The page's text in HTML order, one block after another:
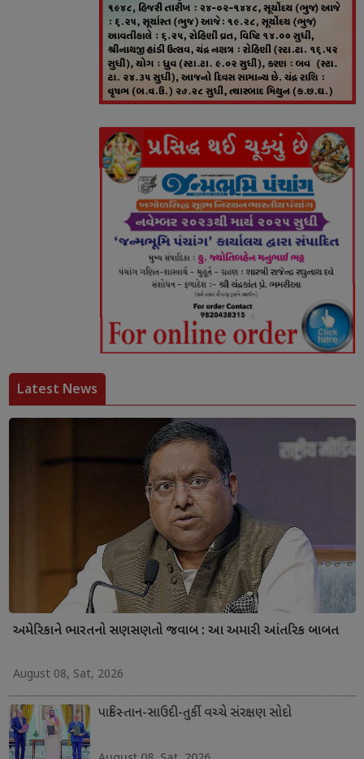
Latest News
અમેરિકાને ભારતનો સણસણતો જવાબ : આ અમારી આંતરિક બાબત
August 08, Sat, 2026
પાકિસ્તાન-સાઉદી-તુર્કી વચ્ચે સંરક્ષણ સોદો